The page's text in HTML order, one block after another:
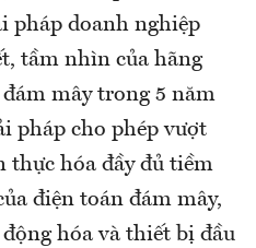
pháp doanh nghiệp
tầm nhìn của hãng
mây trong 5 năm
pháp cho phép vượt
thực hóa đầy đủ tiềm
điện toán đám mây,
hóa và thiết bị đầu